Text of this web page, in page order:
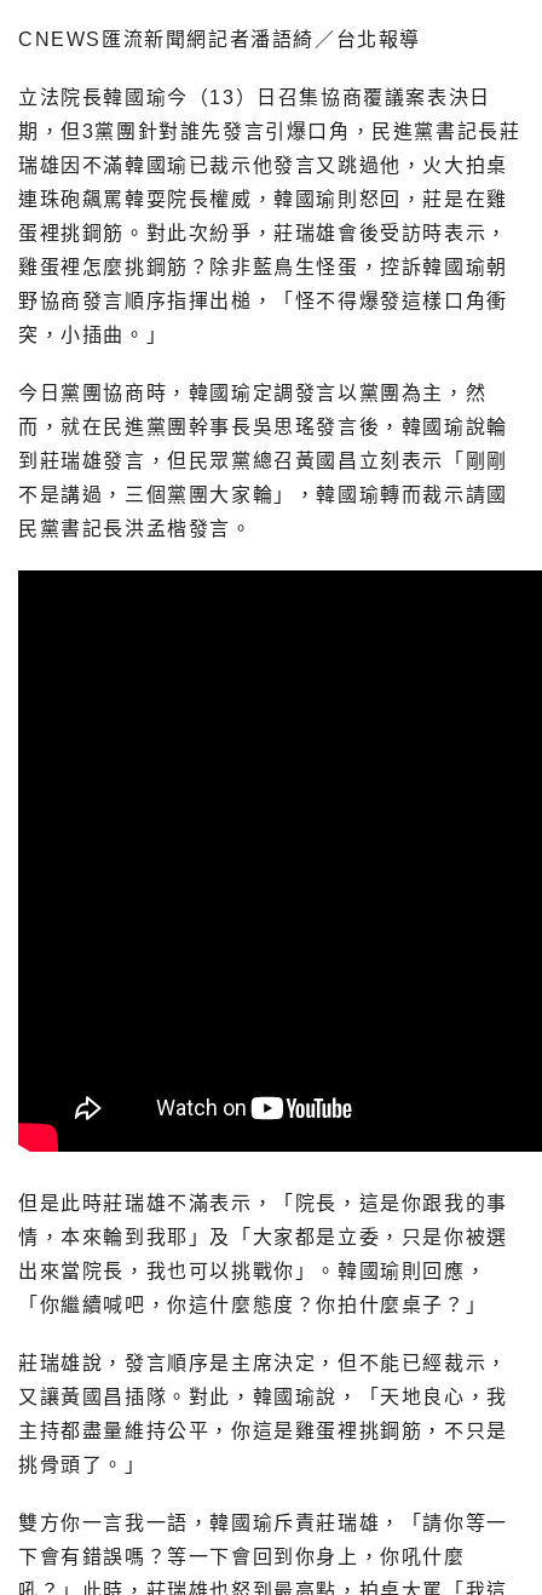
CNEWS匯流新聞網記者潘語綺／台北報導
立法院長韓國瑜今（13）日召集協商覆議案表決日
期，但3黨團針對誰先發言引爆口角，民進黨書記長莊
瑞雄因不滿韓國瑜已裁示他發言又跳過他，火大拍桌
連珠砲飆罵韓耍院長權威，韓國瑜則怒回，莊是在雞
蛋裡挑鋼筋。對此次紛爭，莊瑞雄會後受訪時表示，
雞蛋裡怎麼挑鋼筋？除非藍鳥生怪蛋，控訴韓國瑜朝
野協商發言順序指揮出槌，「怪不得爆發這樣口角衝
突，小插曲。」
今日黨團協商時，韓國瑜定調發言以黨團為主，然
而，就在民進黨團幹事長吳思瑤發言後，韓國瑜說輪
到莊瑞雄發言，但民眾黨總召黃國昌立刻表示「剛剛
不是講過，三個黨團大家輪」，韓國瑜轉而裁示請國
民黨書記長洪孟楷發言。
但是此時莊瑞雄不滿表示，「院長，這是你跟我的事
情，本來輪到我耶」及「大家都是立委，只是你被選
出來當院長，我也可以挑戰你」。韓國瑜則回應，
「你繼續喊吧，你這什麼態度？你拍什麼桌子？」
莊瑞雄說，發言順序是主席決定，但不能已經裁示，
又讓黃國昌插隊。對此，韓國瑜說，「天地良心，我
主持都盡量維持公平，你這是雞蛋裡挑鋼筋，不只是
挑骨頭了。」
雙方你一言我一語，韓國瑜斥責莊瑞雄，「請你等一
下會有錯誤嗎？等一下會回到你身上，你吼什麼